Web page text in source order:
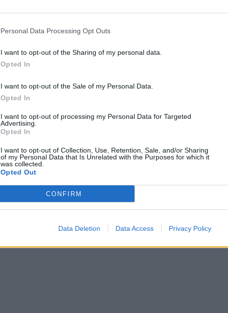
Personal Data Processing Opt Outs
I want to opt-out of the Sharing of my personal data.
Opted In
I want to opt-out of the Sale of my Personal Data.
Opted In
I want to opt-out of processing my Personal Data for Targeted
Advertising.
Opted In
I want to opt-out of Collection, Use, Retention, Sale, and/or Sharing
of my Personal Data that Is Unrelated with the Purposes for which it
was collected.
Opted Out
CONFIRM
Data Deletion Data Access Privacy Policy